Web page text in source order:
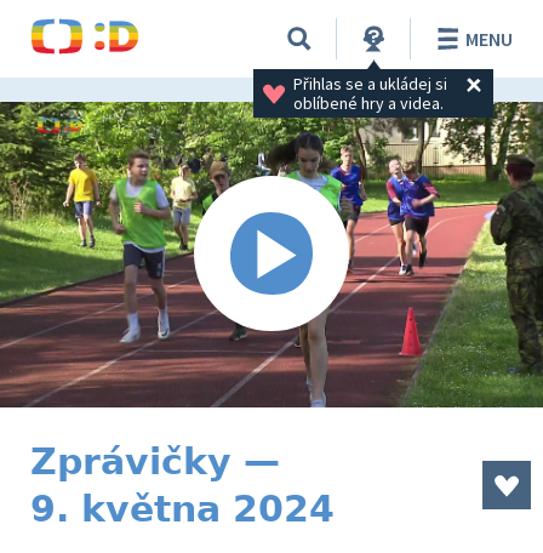
Přihlas se a ukládej si
oblíbené hry a videa.
MENU
Zprávičky —
9. května 2024